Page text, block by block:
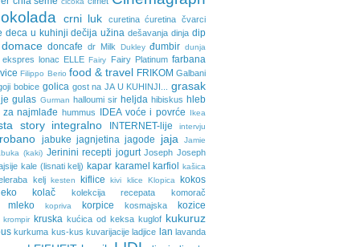
crni luk curetina ćuretina čvarci
deca u kuhinji dečija užina dešavanja dinja dip
domace doncafe dr Milk Dukley đumbir dunja
ekspres lonac ELLE Fairy Fairy Platinum farbana
Filippo Berio food & travel FRIKOM Galbani
bobice golica gost na JA U KUHINJI... grasak
gulas Gurman halloumi sir heljda hibiskus hleb
za najmlađe hummus IDEA voće i povrće Ikea
story integralno INTERNET-lije intervju
jabuke jagnjetina jagode jaja
Jamie
(kaki) Jerinini recepti jogurt Joseph Joseph
kale (lisnati kelj) kapar karamel karfiol kašica
kelj kesten kiflice kivi klice Klopica
kokos
kolač kolekcija recepata komorač
mleko kopriva korpice kosmajska kozice
krompir kruska kućica od keksa kuglof kukuruz
kurkuma kus-kus kuvarijacije ladjice lan lavanda